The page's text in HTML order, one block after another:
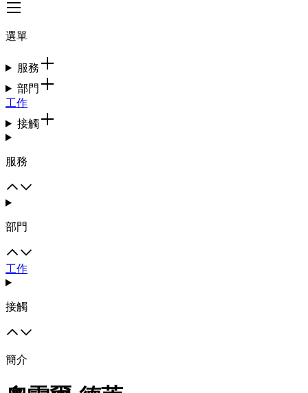
選單
服務
部門
工作
接觸
服務
部門
工作
接觸
簡介